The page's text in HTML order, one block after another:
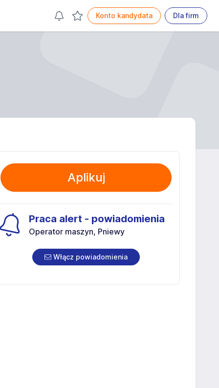
Konto kandydata Dla firm
Aplikuj
Praca alert - powiadomienia
Operator maszyn, Pniewy
Włącz powiadomienia